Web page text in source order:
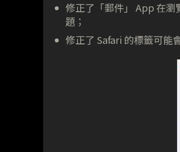
修正了「郵件」 App 在
題；
修正了 Safari 的標籤可能